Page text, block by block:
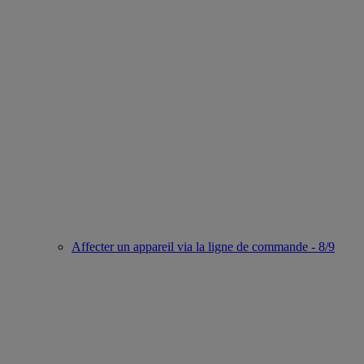
Affecter un appareil via la ligne de commande - 8/9